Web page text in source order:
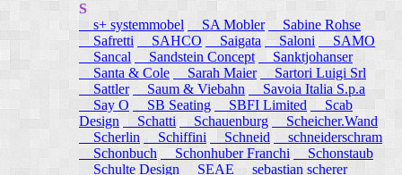
S
s+ systemmobel
SA Mobler
Sabine Rohse
Safretti
SAHCO Saigata Saloni
SAMO
Sancal
Sandstein Concept
Sanktjohanser
Santa & Cole
Sarah Maier
Sartori Luigi Srl
Sattler
Saum & Viebahn
Savoia Italia S.p.a
Say O
SB Seating SBFI Limited
Scab
Design
Schatti Schauenburg
Scheicher.Wand
Scherlin
Schiffini Schneid
schneiderschram
Schonbuch
Schonhuber Franchi
Schonstaub
Schulte Design
SEAE
sebastian scherer